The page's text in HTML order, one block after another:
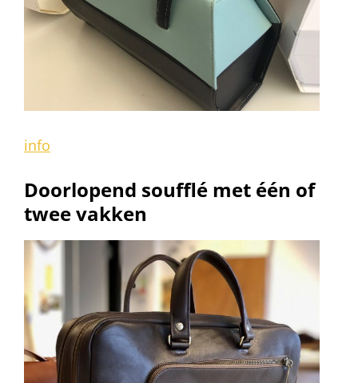
info
Doorlopend soufflé met één of
twee vakken